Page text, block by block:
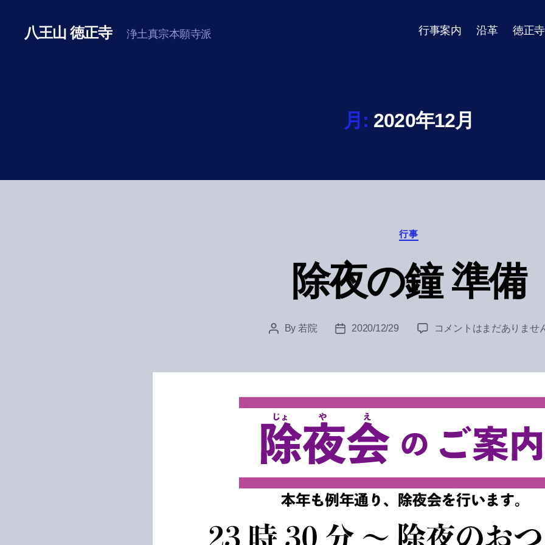
八王山 徳正寺 浄土真宗本願寺派 行事案内 沿革 徳正
月: 2020年12月
Categories
行事
除夜の鐘 準備
PostBy 若院
Post2020/12/29
除
鐘
備
コメントはまだありませ